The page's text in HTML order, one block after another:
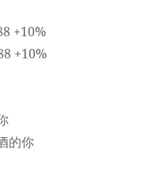
+10%
+10%
的你